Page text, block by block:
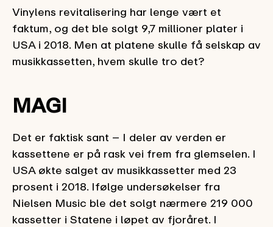
Vinylens revitalisering har lenge vært et
faktum, og det ble solgt 9,7 millioner plater i
USA i 2018. Men at platene skulle få selskap av
musikkassetten, hvem skulle tro det?
MAGI
Det er faktisk sant – I deler av verden er
kassettene er på rask vei frem fra glemselen. I
USA økte salget av musikkassetter med 23
prosent i 2018. Ifølge undersøkelser fra
Nielsen Music ble det solgt nærmere 219 000
kassetter i Statene i løpet av fjoråret. I